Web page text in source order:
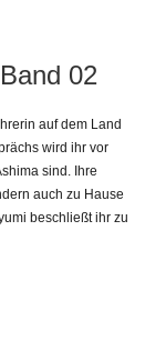
02
auf dem Land
wird ihr vor
sind. Ihre
auch zu Hause
beschließt ihr zu